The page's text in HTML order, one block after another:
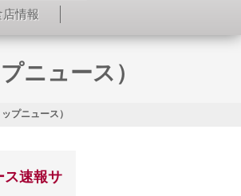
店情報
ニュース）
プニュース）
ス速報サ